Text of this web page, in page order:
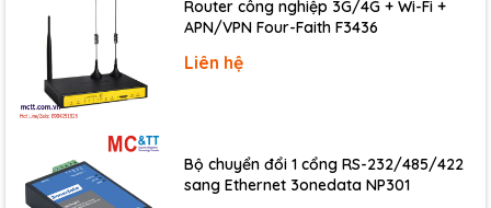
Router công nghiệp 3G/4G + Wi-Fi +
APN/VPN Four-Faith F3436
Liên hệ
Bộ chuyển đổi 1 cổng RS-232/485/422
sang Ethernet 3onedata NP301